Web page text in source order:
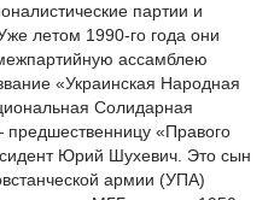
партии и
летом 1990-го года они
ассамблею
«Украинская Народная
Солидарная
«Правого
Юрий Шухевич. Это сын
армии (УПА)